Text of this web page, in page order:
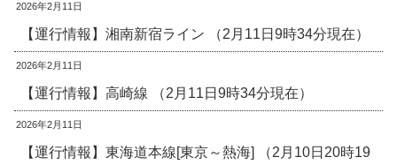
2026年2月11日
【運行情報】湘南新宿ライン （2月11日9時34分現在）
2026年2月11日
【運行情報】高崎線 （2月11日9時34分現在）
2026年2月11日
【運行情報】東海道本線[東京～熱海] （2月10日20時19